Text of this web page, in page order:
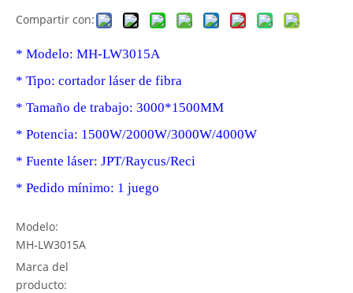
Compartir con:
* Modelo: MH-LW3015A
* Tipo: cortador láser de fibra
* Tamaño de trabajo: 3000*1500MM
* Potencia: 1500W/2000W/3000W/4000W
* Fuente láser: JPT/Raycus/Reci
* Pedido mínimo: 1 juego
Modelo:
MH-LW3015A
Marca del
producto: